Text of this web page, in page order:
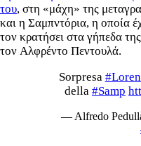
του, στη «μάχη» της
και η Σαμπντόρια, η οποία
τον κρατήσει στα γήπεδα
τον Αλφρέντο Πεντουλά.
Sorpresa
della #Samp
— Alfredo